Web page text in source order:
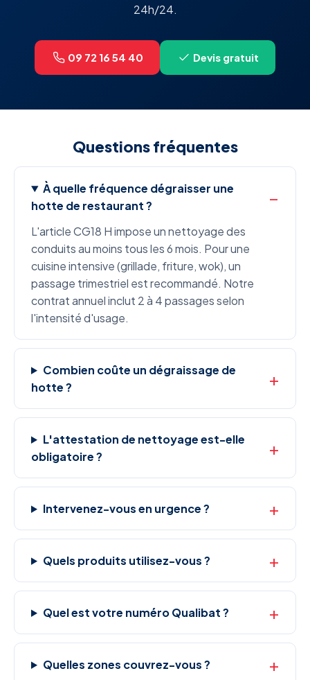
24h/24.
09 72 16 54 40 Devis gratuit
Questions fréquentes
À quelle fréquence dégraisser une
hotte de restaurant ?
L'article CG18 H impose un nettoyage des
conduits au moins tous les 6 mois. Pour une
cuisine intensive (grillade, friture, wok), un
passage trimestriel est recommandé. Notre
contrat annuel inclut 2 à 4 passages selon
l'intensité d'usage.
Combien coûte un dégraissage de
hotte ?
L'attestation de nettoyage est-elle
obligatoire ?
Intervenez-vous en urgence ?
Quels produits utilisez-vous ?
Quel est votre numéro Qualibat ?
Quelles zones couvrez-vous ?